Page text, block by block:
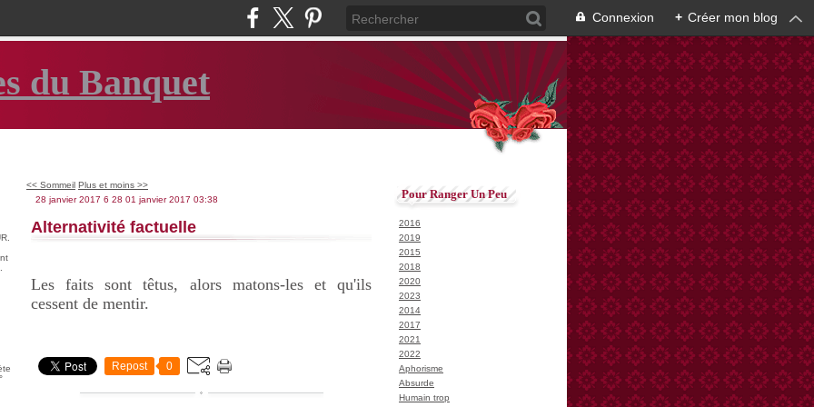
Connexion + Créer mon blog
du Banquet
<< Sommeil Plus et moins >>
28 janvier 2017 6 28 01 janvier 2017 03:38
Alternativité factuelle
Les faits sont têtus, alors matons-les et qu'ils
cessent de mentir.
Repost 0
Pour Ranger Un Peu
2016
2019
2015
2018
2020
2023
2014
2017
2021
2022
Aphorisme
Absurde
Humain trop